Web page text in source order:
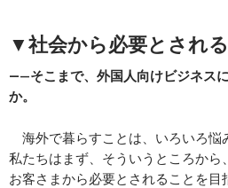
▼社会から必要とされ
―—そこまで、外国人向けビジネス
か。
海外で暮らすことは、いろいろ悩
私たちはまず、そういうところから
お客さまから必要とされることを目